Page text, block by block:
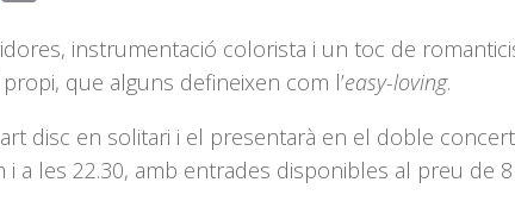
instrumentació colorista i un toc de
que alguns defineixen com l’easy-loving.
disc en solitari i el presentarà en el doble
i a les 22.30, amb entrades disponibles al preu de